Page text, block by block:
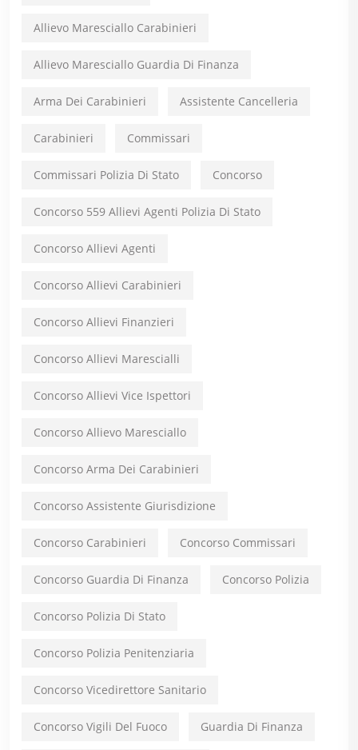
Allievo Maresciallo Carabinieri
Allievo Maresciallo Guardia Di Finanza
Arma Dei Carabinieri Assistente Cancelleria
Carabinieri Commissari
Commissari Polizia Di Stato Concorso
Concorso 559 Allievi Agenti Polizia Di Stato
Concorso Allievi Agenti
Concorso Allievi Carabinieri
Concorso Allievi Finanzieri
Concorso Allievi Marescialli
Concorso Allievi Vice Ispettori
Concorso Allievo Maresciallo
Concorso Arma Dei Carabinieri
Concorso Assistente Giurisdizione
Concorso Carabinieri Concorso Commissari
Concorso Guardia Di Finanza Concorso Polizia
Concorso Polizia Di Stato
Concorso Polizia Penitenziaria
Concorso Vicedirettore Sanitario
Concorso Vigili Del Fuoco Guardia Di Finanza